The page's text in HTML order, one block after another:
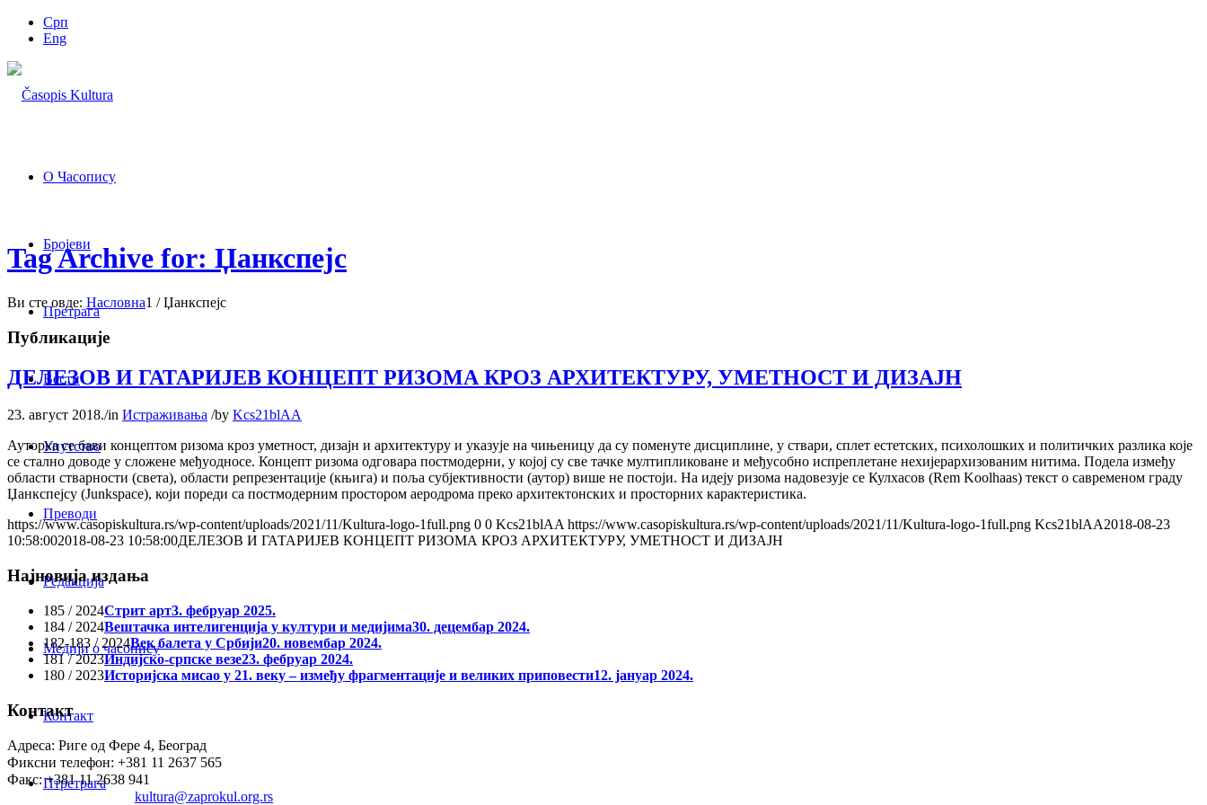
Срп
Eng
О Часопису
Бројеви
Претрага
Вести
Упутство
Преводи
Редакција
Медији о часопису
Контакт
Птретрага
Tag Archive for: Џанкспејс
Ви сте овде: Насловна1 / Џанкспејс
Публикације
ДЕЛЕЗОВ И ГАТАРИЈЕВ КОНЦЕПТ РИЗОМА КРОЗ АРХИТЕКТУРУ, УМЕТНОСТ И ДИЗАЈН
23. август 2018./in Истраживања /by Kcs21blAA
Ауторка се бави концептом ризома кроз уметност, дизајн и архитектуру и указује на чињеницу да су поменуте дисциплине, у ствари, сплет естетских, психолошких и политичких разлика које
се стално доводе у сложене међуодносе. Концепт ризома одговара постмодерни, у којој су све тачке мултипликоване и међусобно испреплетане нехијерархизованим нитима. Подела између
области стварности (света), области репрезентације (књига) и поља субјективности (аутор) више не постоји. На идеју ризома надовезује се Кулхасов (Rem Koolhaas) текст о савременом граду
Џанкспејсу (Junkspace), који пореди са постмодерним простором аеродрома преко архитектонских и просторних карактеристика.
https://www.casopiskultura.rs/wp-content/uploads/2021/11/Kultura-logo-1full.png 0 0 Kcs21blAA https://www.casopiskultura.rs/wp-content/uploads/2021/11/Kultura-logo-1full.png Kcs21blAA2018-08-23
10:58:002018-08-23 10:58:00ДЕЛЕЗОВ И ГАТАРИЈЕВ КОНЦЕПТ РИЗОМА КРОЗ АРХИТЕКТУРУ, УМЕТНОСТ И ДИЗАЈН
Најновија издања
185 / 2024Стрит арт3. фебруар 2025.
184 / 2024Вештачка интелигенција у култури и медијима30. децембар 2024.
182-183 / 2024Век балета у Србији20. новембар 2024.
181 / 2023Индијско-српске везе23. фебруар 2024.
180 / 2023Историјска мисао у 21. веку – између фрагментације и великих приповести12. јануар 2024.
Контакт
Адреса: Риге од Фере 4, Београд
Фиксни телефон: +381 11 2637 565
Факс: +381 11 2638 941
kultura@zaprokul.org.rs